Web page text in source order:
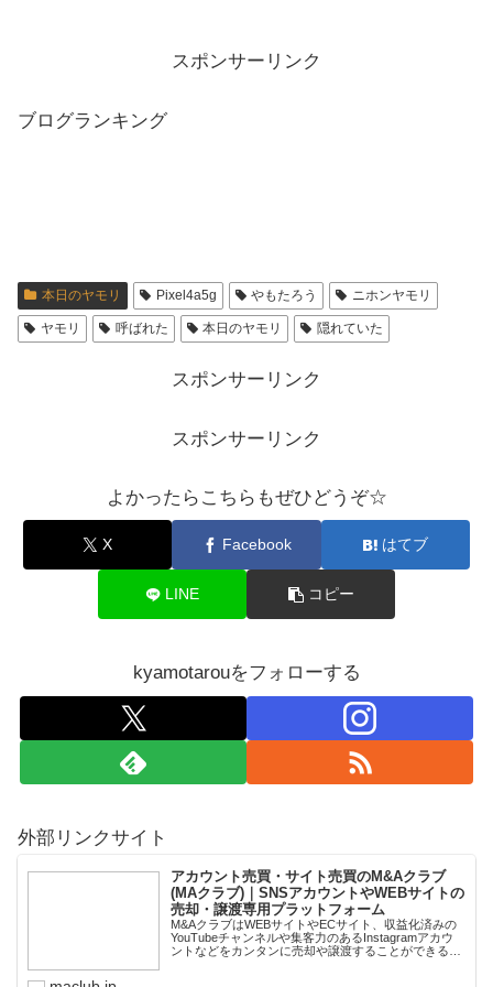
スポンサーリンク
ブログランキング
本日のヤモリ Pixel4a5g やもたろう ニホンヤモリ
ヤモリ 呼ばれた 本日のヤモリ 隠れていた
スポンサーリンク
スポンサーリンク
よかったらこちらもぜひどうぞ☆
X Facebook はてブ
LINE コピー
kyamotarouをフォローする
外部リンクサイト
アカウント売買・サイト売買のM&Aクラブ
(MAクラブ)｜SNSアカウントやWEBサイトの
売却・譲渡専用プラットフォーム
M&AクラブはWEBサイトやECサイト、収益化済みの
YouTubeチャンネルや集客力のあるInstagramアカウ
ントなどをカンタンに売却や譲渡することができるプ